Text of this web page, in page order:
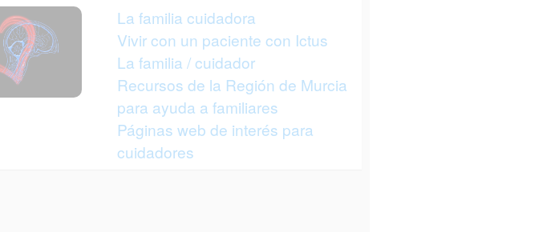
La familia cuidadora
Vivir con un paciente con Ictus
La familia / cuidador
Recursos de la Región de Murcia
para ayuda a familiares
Páginas web de interés para
cuidadores